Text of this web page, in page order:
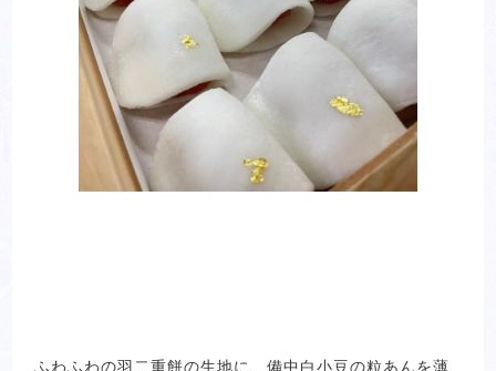
ふわふわの羽二重餅の生地に、備中白小豆の粒あんを薄